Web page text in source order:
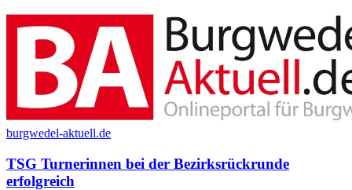
burgwedel-aktuell.de
TSG Turnerinnen bei der Bezirksrückrunde
erfolgreich